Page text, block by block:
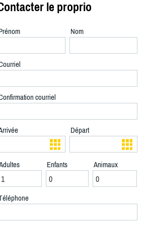
le proprio
Nom
courriel
Départ
Enfants Animaux